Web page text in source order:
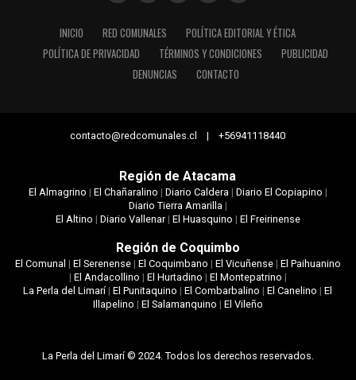
INICIO RED COMUNALES
POLÍTICA EDITORIAL Y ÉTICA
POLÍTICA DE PRIVACIDAD
TÉRMINOS Y CONDICIONES
PUBLICIDAD
DENUNCIAS
CONTACTO
contacto@redcomunales.cl | +56941118440
Región de Atacama
El Almagrino | El Chañaralino | Diario Caldera| Diario El Copiapino |
Diario Tierra Amarilla|
El Altino | Diario Vallenar| El Huasquino | El Freirinense
Región de Coquimbo
El Comunal | El Serenense| El Coquimbano | El Vicuñense| El Paihuanino
| El Andacollino | El Hurtadino | El Montepatrino |
La Perla del Limarí|El Punitaquino |El Combarbalino |El Canelino |El
Illapelino | El Salamanquino | El Vileño
La Perla del Limarí © 2024. Todos los derechos reservados.